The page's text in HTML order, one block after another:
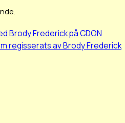
Brody Frederick på CDON
regisserats av Brody Frederick